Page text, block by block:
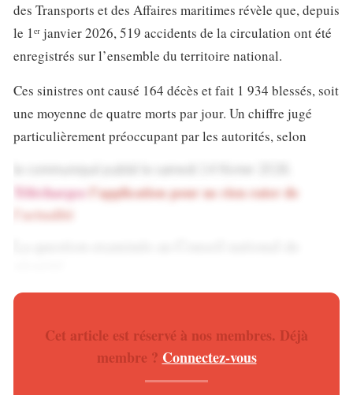
des Transports et des Affaires maritimes révèle que, depuis
le 1ᵉʳ janvier 2026, 519 accidents de la circulation ont été
enregistrés sur l’ensemble du territoire national.
Ces sinistres ont causé 164 décès et fait 1 934 blessés, soit
une moyenne de quatre morts par jour. Un chiffre jugé
particulièrement préoccupant par les autorités, selon
Téléchargezl’application pour ne rien rater de
l’actualité
La recrudescence des accidents observée ces dernières
national de sécurité, réuni le 12 février 2026. Cette
réunion a permis d’évaluer l’ampleur du phénomène et
Cet article est réservé à nos membres. Déjà
membre ? Connectez-vous